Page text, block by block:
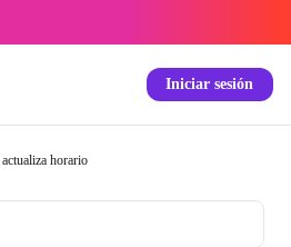
Iniciar sesión
horario